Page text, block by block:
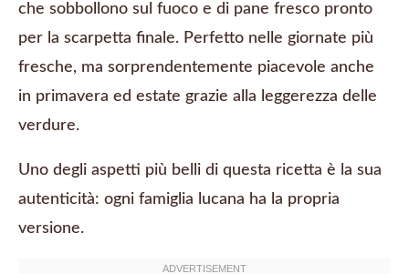
che sobbollono sul fuoco e di pane fresco pronto
per la scarpetta finale. Perfetto nelle giornate più
fresche, ma sorprendentemente piacevole anche
in primavera ed estate grazie alla leggerezza delle
verdure.
Uno degli aspetti più belli di questa ricetta è la sua
autenticità: ogni famiglia lucana ha la propria
versione.